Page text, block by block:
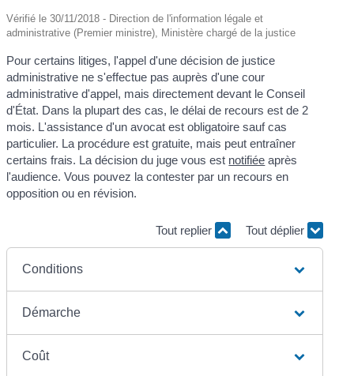
Vérifié le 30/11/2018 - Direction de l'information légale et
administrative (Premier ministre), Ministère chargé de la justice
Pour certains litiges, l'appel d'une décision de justice
administrative ne s'effectue pas auprès d'une cour
administrative d'appel, mais directement devant le Conseil
d'État. Dans la plupart des cas, le délai de recours est de 2
mois. L'assistance d'un avocat est obligatoire sauf cas
particulier. La procédure est gratuite, mais peut entraîner
certains frais. La décision du juge vous est notifiée après
l'audience. Vous pouvez la contester par un recours en
opposition ou en révision.
Tout replier Tout déplier
Conditions
Démarche
Coût